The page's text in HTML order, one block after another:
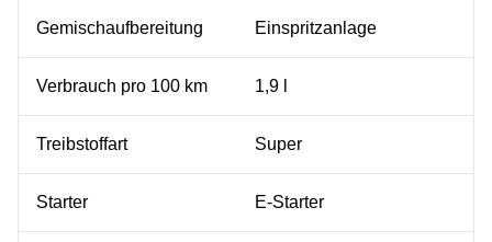
Gemischaufbereitung Einspritzanlage
Verbrauch pro 100 km 1,9 l
Treibstoffart Super
Starter E-Starter